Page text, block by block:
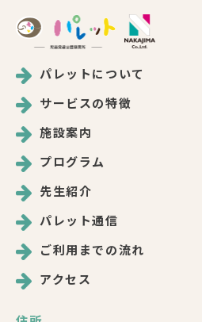
パレットについて
サービスの特徴
施設案内
プログラム
先生紹介
パレット通信
ご利用までの流れ
アクセス